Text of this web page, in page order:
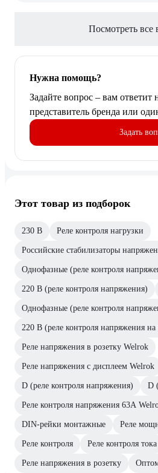
Посмотреть все
Нужна помощь?
Задайте вопрос – вам ответит
представитель бренда или
Задать
Этот товар из подборок
230 В Реле контроля нагрузки
Российские стабилизаторы
Однофазные (реле контроля
220 В (реле контроля напряжения)
Однофазные (реле контроля
220 В (реле контроля напряжения
Реле напряжения в розетку Welrok
Реле напряжения с дисплеем Welrok
D (реле контроля напряжения) D
Реле контроля напряжения 63А
DIN-рейки монтажные Реле
Реле контроля Реле контроля тока
Реле напряжения в розетку